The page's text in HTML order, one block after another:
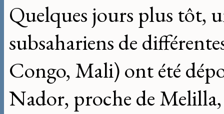
Quelques jours plus tôt,
subsahariens de
Congo, Mali) ont été
Nador, proche de